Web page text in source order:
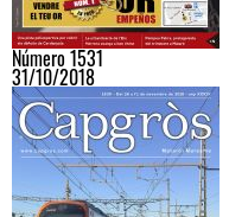
Número 1531
31/10/2018